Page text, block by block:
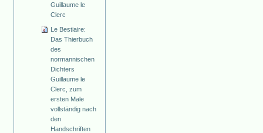
Guillaume le
Clerc
Le Bestiaire:
Das Thierbuch
des
normannischen
Dichters
Guillaume le
Clerc, zum
ersten Male
vollständig nach
den
Handschriften